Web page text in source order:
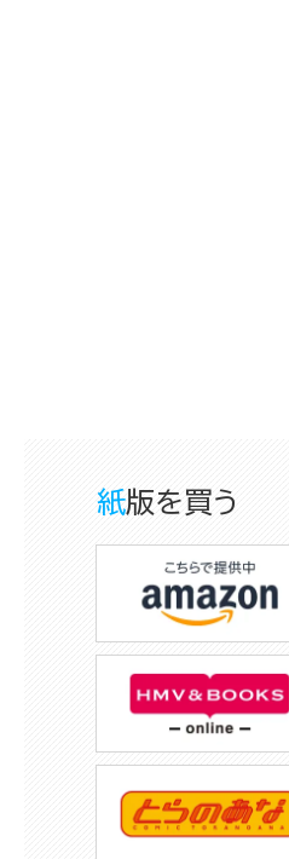
紙版を買う